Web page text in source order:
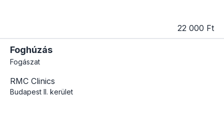
22 000 Ft
Foghúzás
Fogászat
RMC Clinics
Budapest II. kerület